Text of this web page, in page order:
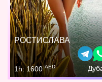
РОСТИСЛАВА
1h: 1600AED